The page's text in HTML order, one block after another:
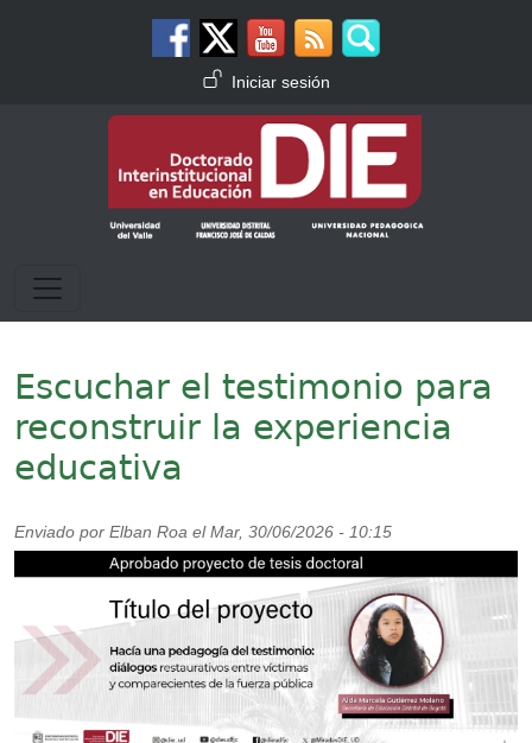
Menú de cuenta de usuario
Iniciar sesión
Escuchar el testimonio para
reconstruir la experiencia
educativa
Enviado por Elban Roa el Mar, 30/06/2026 - 10:15